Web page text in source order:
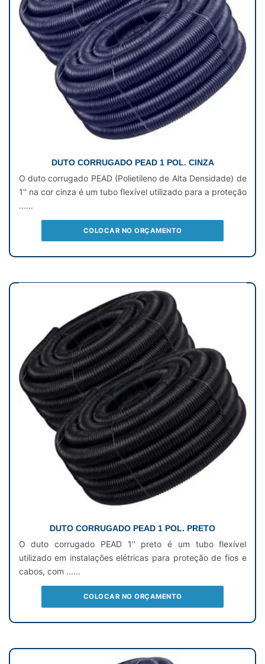
DUTO CORRUGADO PEAD 1 POL. CINZA
O duto corrugado PEAD (Polietileno de Alta Densidade) de
1'' na cor cinza é um tubo flexível utilizado para a proteção
......
COLOCAR NO ORÇAMENTO
DUTO CORRUGADO PEAD 1 POL. PRETO
O duto corrugado PEAD 1'' preto é um tubo flexível
utilizado em instalações elétricas para proteção de fios e
cabos, com ......
COLOCAR NO ORÇAMENTO